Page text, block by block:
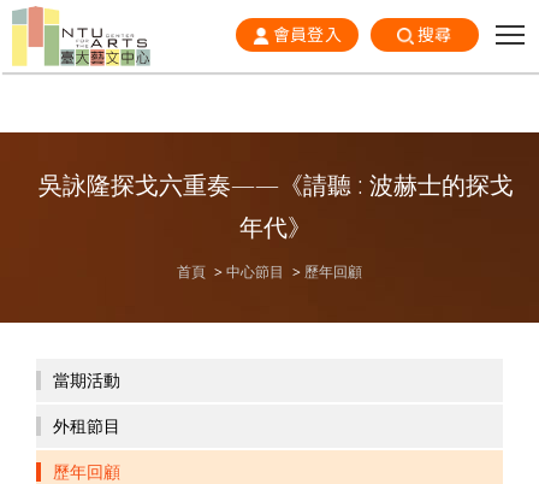
會員登入 搜尋
吳詠隆探戈六重奏——《請聽 : 波赫士的探戈
年代》
首頁 中心節目 歷年回顧
當期活動
外租節目
歷年回顧